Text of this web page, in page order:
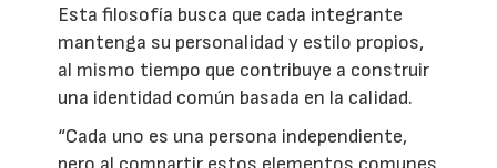
Esta filosofía busca que cada integrante
mantenga su personalidad y estilo propios,
al mismo tiempo que contribuye a construir
una identidad común basada en la calidad.
“Cada uno es una persona independiente,